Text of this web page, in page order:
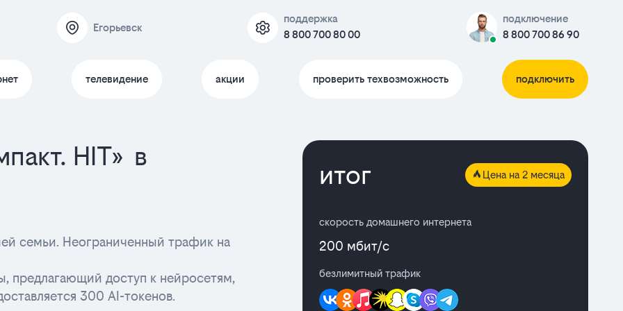
Егорьевск
поддержка
8 800 700 80 00
подключение
8 800 700 86 90
телевидение акции проверить техвозможность подключить
HIT» в
семьи. Неограниченный трафик на
предлагающий доступ к нейросетям,
300 AI-токенов.
итог Цена на 2 месяца
скорость домашнего интернета
200 мбит/с
безлимитный трафик